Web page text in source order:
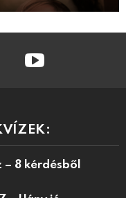
– 8 kérdésből